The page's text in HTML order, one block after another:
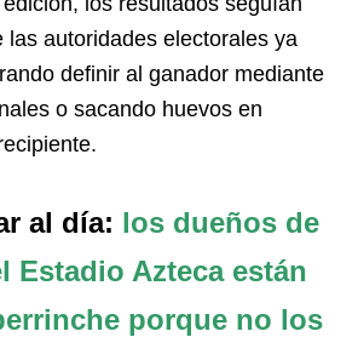
las autoridades electorales ya
definir al ganador mediante
o sacando huevos en
al día: los dueños de
Estadio Azteca están
porque no los